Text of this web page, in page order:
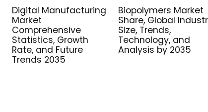
Digital Manufacturing
Market
Comprehensive
Statistics, Growth
Rate, and Future
Trends 2035
Biopolymers Market
Share, Global
Size, Trends,
Technology, and
Analysis by 2035